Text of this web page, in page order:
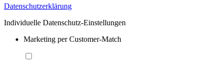
Datenschutzerklärung
Individuelle Datenschutz-Einstellungen
Marketing per Customer-Match